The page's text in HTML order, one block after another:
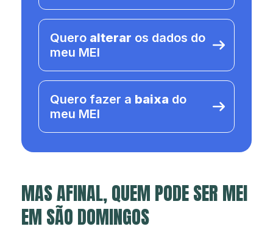
Quero alterar os dados do
meu MEI
Quero fazer a baixa do
meu MEI
MAS AFINAL, QUEM PODE SER MEI
EM SÃO DOMINGOS